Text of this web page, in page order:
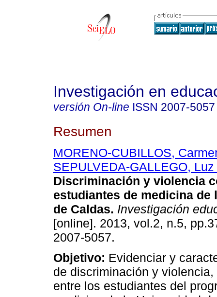
Investigación en
versión On-line ISSN 2007-5057
Resumen
MORENO-CUBILLOS,
SEPULVEDA-GALLEGO,
Discriminación y violencia
estudiantes de medicina de
de Caldas. Investigación
[online]. 2013, vol.2, n.5,
2007-5057.
Objetivo: Evidenciar y
de discriminación y
entre los estudiantes del